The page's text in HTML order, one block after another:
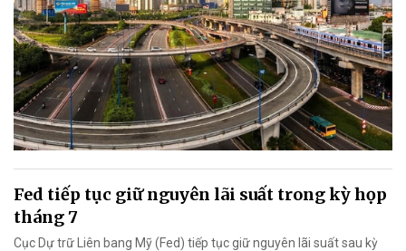
Fed tiếp tục giữ nguyên lãi suất trong kỳ họp
tháng 7
Cục Dự trữ Liên bang Mỹ (Fed) tiếp tục giữ nguyên lãi suất sau kỳ